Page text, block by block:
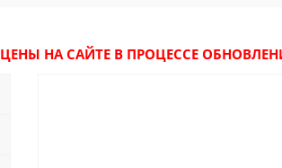
ЦЕНЫ НА САЙТЕ В ПРОЦЕССЕ